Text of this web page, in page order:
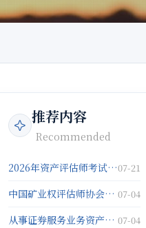
推荐内容
Recommended
2026年资产评估师考试报名倒计时5天！抓紧报名啦！07-21
中国矿业权评估师协会关于发布《固体矿产矿业权出让底价评估应用指南》的公告 07-04
从事证券服务业务资产评估机构注销备案名单(2026年5月25日) 07-04